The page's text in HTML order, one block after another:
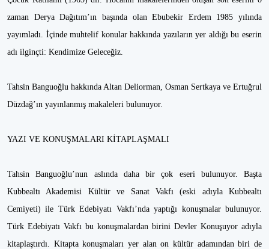
zaman Derya Dağıtım’ın başında olan Ebubekir Erdem 1985 yılında
yayımladı. İçinde muhtelif konular hakkında yazıların yer aldığı bu eserin
adı ilginçti: Kendimize Geleceğiz.
Tahsin Banguoğlu hakkında Altan Deliorman, Osman Sertkaya ve Ertuğrul
Düzdağ’ın yayınlanmış makaleleri bulunuyor.
YAZI VE KONUŞMALARI KİTAPLAŞMALI
Tahsin Banguoğlu’nun aslında daha bir çok eseri bulunuyor. Başta
Kubbealtı Akademisi Kültür ve Sanat Vakfı (eski adıyla Kubbealtı
Cemiyeti) ile Türk Edebiyatı Vakfı’nda yaptığı konuşmalar bulunuyor.
Türk Edebiyatı Vakfı bu konuşmalardan birini Devler Konuşuyor adıyla
kitaplaştırdı. Kitapta konuşmaları yer alan on kültür adamından biri de